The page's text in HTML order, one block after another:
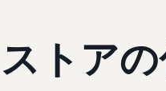
トア